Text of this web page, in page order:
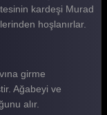
kardeşi Murad
hoşlanırlar.
girme
Ağabeyi ve
alır.